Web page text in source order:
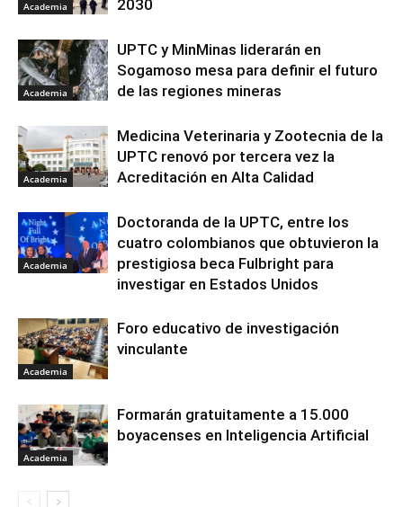
Academia 2030
Academia
UPTC y MinMinas liderarán en
Sogamoso mesa para definir el futuro
de las regiones mineras
Academia
Medicina Veterinaria y Zootecnia de la
UPTC renovó por tercera vez la
Acreditación en Alta Calidad
Academia
Doctoranda de la UPTC, entre los
cuatro colombianos que obtuvieron la
prestigiosa beca Fulbright para
investigar en Estados Unidos
Academia
Foro educativo de investigación
vinculante
Academia
Formarán gratuitamente a 15.000
boyacenses en Inteligencia Artificial